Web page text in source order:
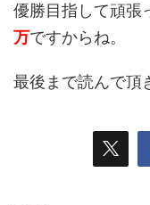
優勝目指して頑張
万ですからね。
最後まで読んで頂